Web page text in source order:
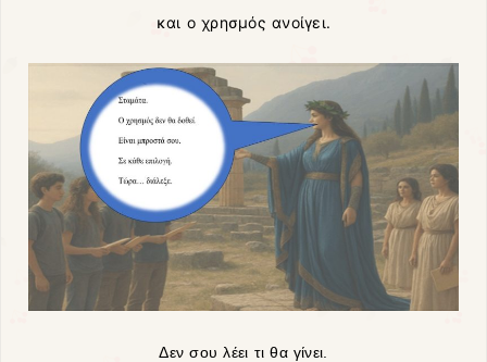
και ο χρησμός ανοίγει.
Δεν σου λέει τι θα γίνει.